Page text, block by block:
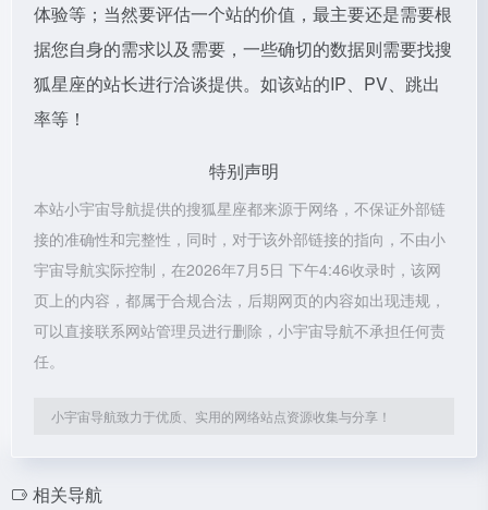
体验等；当然要评估一个站的价值，最主要还是需要根
据您自身的需求以及需要，一些确切的数据则需要找搜
狐星座的站长进行洽谈提供。如该站的IP、PV、跳出
率等！
特别声明
本站小宇宙导航提供的搜狐星座都来源于网络，不保证外部链
接的准确性和完整性，同时，对于该外部链接的指向，不由小
宇宙导航实际控制，在2026年7月5日 下午4:46收录时，该网
页上的内容，都属于合规合法，后期网页的内容如出现违规，
可以直接联系网站管理员进行删除，小宇宙导航不承担任何责
任。
小宇宙导航致力于优质、实用的网络站点资源收集与分享！
相关导航